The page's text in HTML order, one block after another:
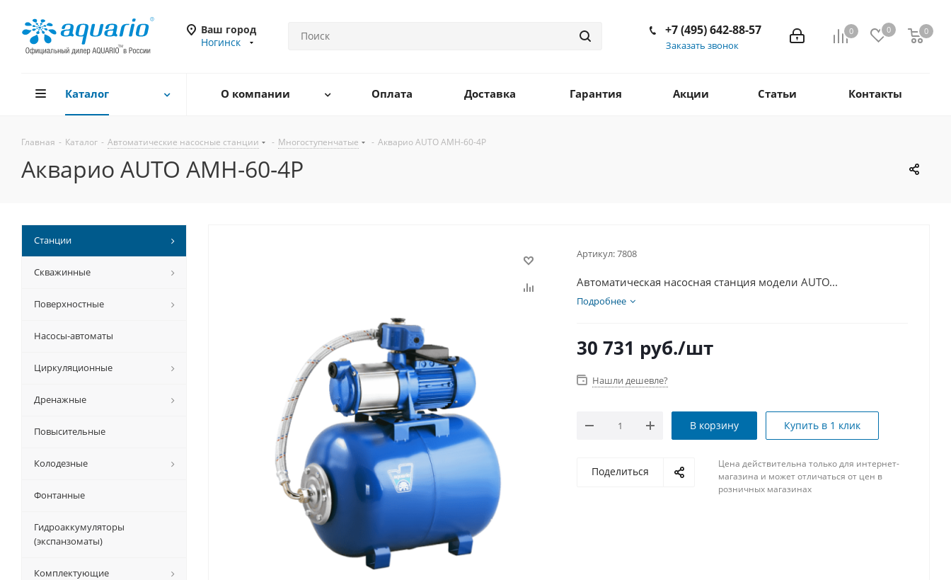
Ваш город
Ногинск
0 0 0
+7 (495) 642-88-57
Заказать звонок
Каталог О компании Оплата Доставка Гарантия Акции Статьи Контакты
Главная - Каталог - Автоматические насосные станции - Многоступенчатые - Акварио AUTO AMH-60-4P
Акварио AUTO AMH-60-4P
Артикул:7808
Автоматическая насосная станция модели AUTO...
Подробнее
30 731 руб./шт
Нашли дешевле?
В корзину Купить в 1 клик
Поделиться
Цена действительна только для интернет-
магазина и может отличаться от цен в
розничных магазинах
Станции
Скважинные
Поверхностные
Насосы-автоматы
Циркуляционные
Дренажные
Повысительные
Колодезные
Фонтанные
Гидроаккумуляторы
(экспанзоматы)
Комплектующие